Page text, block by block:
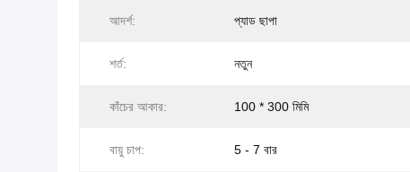
আদর্শ: প্যাড ছাপা
শর্ত: নতুন
কাঁচের আকার: 100 * 300 মিমি
বায়ু চাপ: 5 - 7 বার